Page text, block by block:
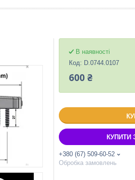
В наявності
Код: D.0744.0107
600 ₴
КУПИТИ
+380 (67) 509-60-52
Обробка замовлень